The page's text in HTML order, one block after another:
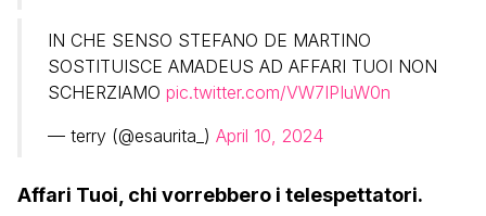
IN CHE SENSO STEFANO DE MARTINO
SOSTITUISCE AMADEUS AD AFFARI TUOI NON
SCHERZIAMO pic.twitter.com/VW7IPIuW0n
— terry (@esaurita_) April 10, 2024
Affari Tuoi, chi vorrebbero i telespettatori.